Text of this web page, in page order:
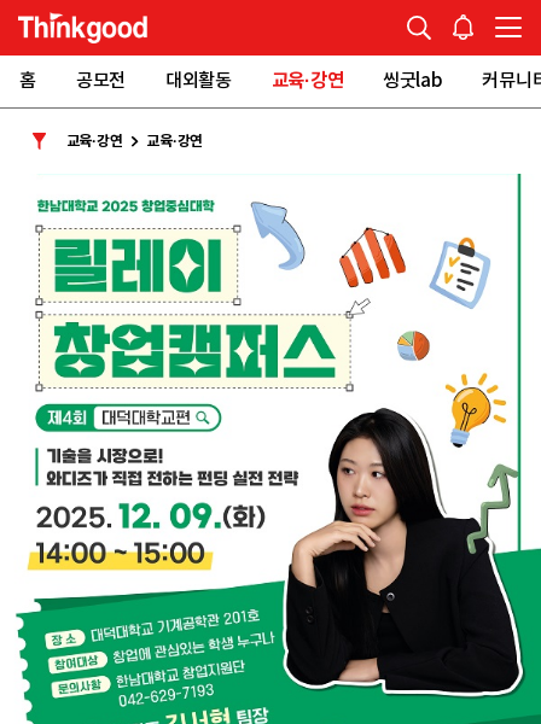
홈 공모전 대외활동 교육·강연 씽굿lab 커뮤니
교육·강연 교육·강연